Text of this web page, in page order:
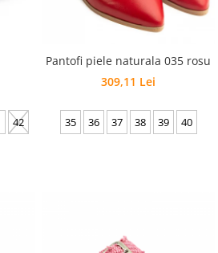
42
Pantofi piele naturala 035 rosu
309,11 Lei
35 36 37 38 39 40